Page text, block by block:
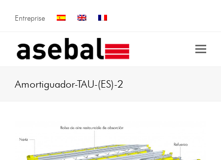
Entreprise
Amortiguador-TAU-(ES)-2